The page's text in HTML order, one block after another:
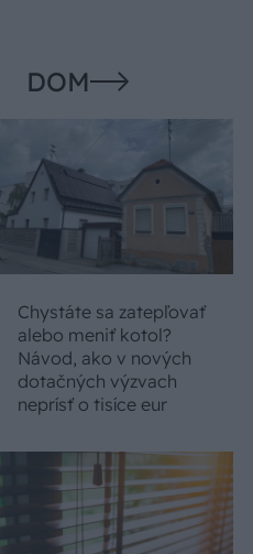
DOM
Chystáte sa zatepľovať
alebo meniť kotol?
Návod, ako v nových
dotačných výzvach
neprísť o tisíce eur